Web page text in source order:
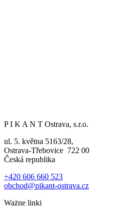
P I K A N T Ostrava, s.r.o.
ul. 5. května 5163/28,
Ostrava-Třebovice 722 00
Česká republika
+420 606 660 523
obchod@pikant-ostrava.cz
Ważne linki